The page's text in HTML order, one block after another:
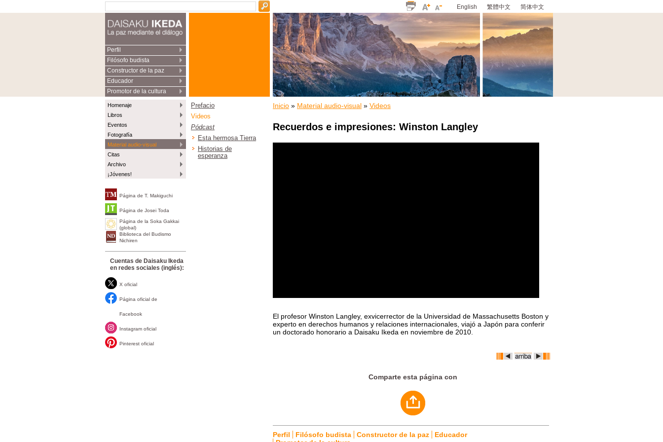
English 繁體中文 简体中文
Perfil
Filósofo budista
Constructor de la paz
Educador
Promotor de la cultura
Homenaje
Libros
Eventos
Fotografía
Material audio-visual
Citas
Archivo
¡Jóvenes!
Página de T. Makiguchi
Página de Josei Toda
Página de la Soka Gakkai
(global)
Biblioteca del Budismo
Nichiren
Cuentas de Daisaku Ikeda
en redes sociales (inglés):
X oficial
Página oficial de
Facebook
Instagram oficial
Pinterest oficial
Prefacio
Videos
Pódcast
Esta hermosa Tierra
Historias de
esperanza
Inicio » Material audio-visual » Videos
Recuerdos e impresiones: Winston Langley
El profesor Winston Langley, exvicerrector de la Universidad de Massachusetts Boston y
experto en derechos humanos y relaciones internacionales, viajó a Japón para conferir
un doctorado honorario a Daisaku Ikeda en noviembre de 2010.
Comparte esta página con
Perfil Filósofo budista Constructor de la paz
Educador